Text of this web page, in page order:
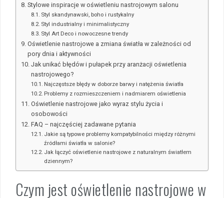
Stylowe inspiracje w oświetleniu nastrojowym salonu
Styl skandynawski, boho i rustykalny
Styl industrialny i minimalistyczny
Styl Art Deco i nowoczesne trendy
Oświetlenie nastrojowe a zmiana światła w zależności od
pory dnia i aktywności
Jak unikać błędów i pułapek przy aranżacji oświetlenia
nastrojowego?
Najczęstsze błędy w doborze barwy i natężenia światła
Problemy z rozmieszczeniem i nadmiarem oświetlenia
Oświetlenie nastrojowe jako wyraz stylu życia i
osobowości
FAQ – najczęściej zadawane pytania
Jakie są typowe problemy kompatybilności między różnymi
źródłami światła w salonie?
Jak łączyć oświetlenie nastrojowe z naturalnym światłem
dziennym?
Czym jest oświetlenie nastrojowe w